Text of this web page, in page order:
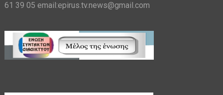
61 39 05 email:epirus.tv.news@gmail.com